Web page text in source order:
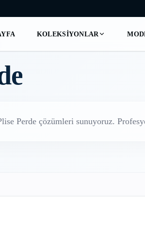
KOLEKSIYONLAR
Perde çözümleri sunuyoruz.